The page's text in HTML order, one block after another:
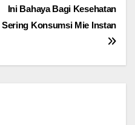
Ini Bahaya Bagi Kesehatan
Sering Konsumsi Mie Instan